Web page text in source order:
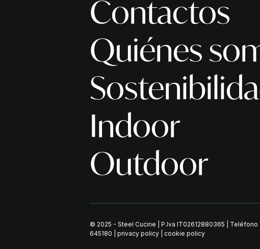
Contactos
Quiénes
Indoor
Outdoor
© 2025 - Steel Cucine | P.Iva IT02612880365 | Teléfono
645180
privacy policy cookie policy